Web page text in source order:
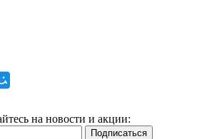
на новости и акции: